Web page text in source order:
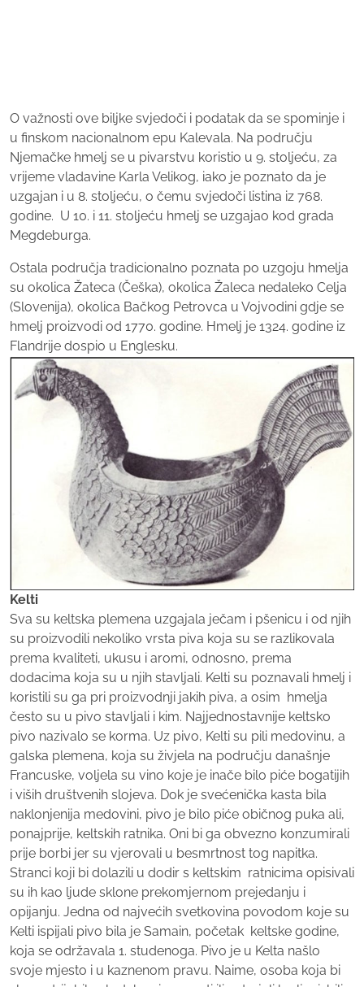
O važnosti ove biljke svjedoči i podatak da se spominje i
u finskom nacionalnom epu Kalevala. Na području
Njemačke hmelj se u pivarstvu koristio u 9. stoljeću, za
vrijeme vladavine Karla Velikog, iako je poznato da je
uzgajan i u 8. stoljeću, o čemu svjedoči listina iz 768.
godine. U 10. i 11. stoljeću hmelj se uzgajao kod grada
Megdeburga.
Ostala područja tradicionalno poznata po uzgoju hmelja
su okolica Žateca (Češka), okolica Žaleca nedaleko Celja
(Slovenija), okolica Bačkog Petrovca u Vojvodini gdje se
hmelj proizvodi od 1770. godine. Hmelj je 1324. godine iz
Flandrije dospio u Englesku.
Kelti
Sva su keltska plemena uzgajala ječam i pšenicu i od njih
su proizvodili nekoliko vrsta piva koja su se razlikovala
prema kvaliteti, ukusu i aromi, odnosno, prema
dodacima koja su u njih stavljali. Kelti su poznavali hmelj i
koristili su ga pri proizvodnji jakih piva, a osim hmelja
često su u pivo stavljali i kim. Najjednostavnije keltsko
pivo nazivalo se korma. Uz pivo, Kelti su pili medovinu, a
galska plemena, koja su živjela na području današnje
Francuske, voljela su vino koje je inače bilo piće bogatijih
i viših društvenih slojeva. Dok je svećenička kasta bila
naklonjenija medovini, pivo je bilo piće običnog puka ali,
ponajprije, keltskih ratnika. Oni bi ga obvezno konzumirali
prije borbi jer su vjerovali u besmrtnost tog napitka.
Stranci koji bi dolazili u dodir s keltskim ratnicima opisivali
su ih kao ljude sklone prekomjernom prejedanju i
opijanju. Jedna od najvećih svetkovina povodom koje su
Kelti ispijali pivo bila je Samain, početak keltske godine,
koja se održavala 1. studenoga. Pivo je u Kelta našlo
svoje mjesto i u kaznenom pravu. Naime, osoba koja bi